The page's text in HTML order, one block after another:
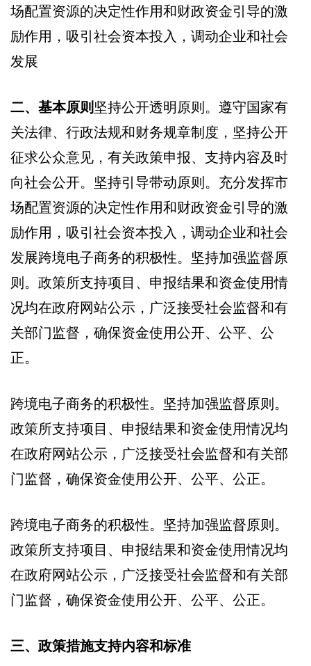
场配置资源的决定性作用和财政资金引导的激
励作用，吸引社会资本投入，调动企业和社会
发展
二、基本原则 坚持公开透明原则。遵守国家有
关法律、行政法规和财务规章制度，坚持公开
征求公众意见，有关政策申报、支持内容及时
向社会公开。坚持引导带动原则。充分发挥市
场配置资源的决定性作用和财政资金引导的激
励作用，吸引社会资本投入，调动企业和社会
发展跨境电子商务的积极性。坚持加强监督原
则。政策所支持项目、申报结果和资金使用情
况均在政府网站公示，广泛接受社会监督和有
关部门监督，确保资金使用公开、公平、公
正。
跨境电子商务的积极性。坚持加强监督原则。
政策所支持项目、申报结果和资金使用情况均
在政府网站公示，广泛接受社会监督和有关部
门监督，确保资金使用公开、公平、公正。
跨境电子商务的积极性。坚持加强监督原则。
政策所支持项目、申报结果和资金使用情况均
在政府网站公示，广泛接受社会监督和有关部
门监督，确保资金使用公开、公平、公正。
三、政策措施支持内容和标准